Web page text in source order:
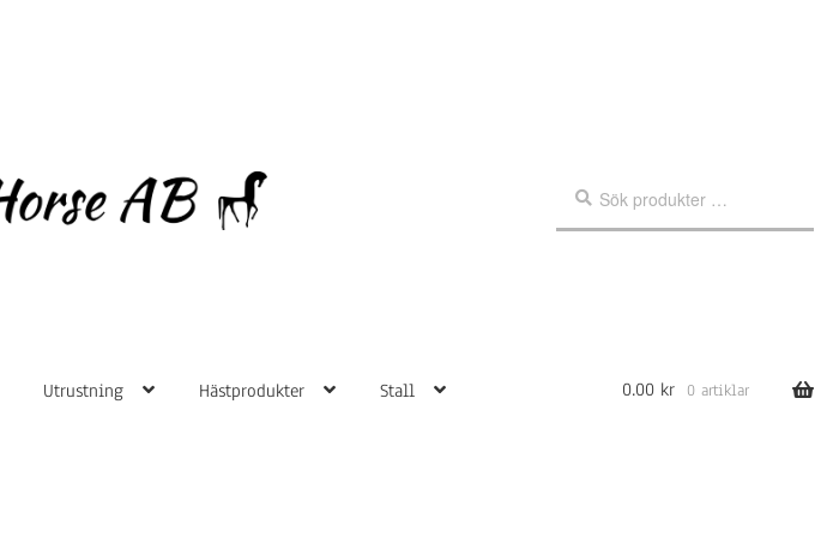
Hoppa
Hoppa
efter:
Utrustning Hästprodukter Stall 0.00 kr 0 artiklar